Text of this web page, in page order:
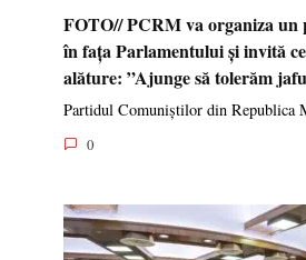
FOTO// PCRM va organiza un
în fața Parlamentului și invită
alăture: ”Ajunge să tolerăm
Partidul Comuniștilor din Republica
0